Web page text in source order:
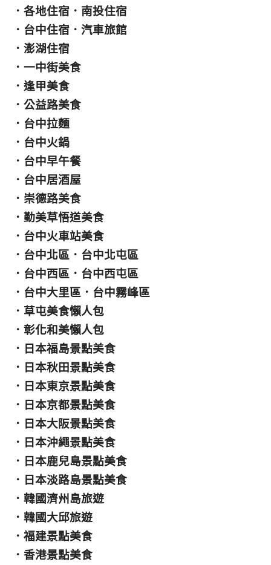
． 各地住宿 ． 南投住宿
． 台中住宿 ． 汽車旅館
． 澎湖住宿
． 一中街美食
． 逢甲美食
． 公益路美食
． 台中拉麵
． 台中火鍋
． 台中早午餐
． 台中居酒屋
． 崇德路美食
． 勤美草悟道美食
． 台中火車站美食
． 台中北區 ． 台中北屯區
． 台中西區 ． 台中西屯區
． 台中大里區 ． 台中霧峰區
． 草屯美食懶人包
． 彰化和美懶人包
． 日本福島景點美食
． 日本秋田景點美食
． 日本東京景點美食
． 日本京都景點美食
． 日本大阪景點美食
． 日本沖繩景點美食
． 日本鹿兒島景點美食
． 日本淡路島景點美食
． 韓國濟州島旅遊
． 韓國大邱旅遊
． 福建景點美食
． 香港景點美食